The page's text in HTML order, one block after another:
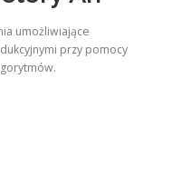
umożliwiające
przy pomocy